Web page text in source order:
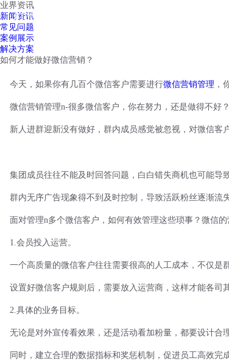
红鹰工作手机
业界资讯
新闻资讯
常见问题
案例展示
解决方案
如何才能做好微信营销？
今天，如果你有几百个微信客户需要进行微信营销管理 ，
微信营销管理n-很多微信客户，你在努力，还是做得不好？
新人进群迎新没有做好，群内成员感觉被忽视，对微信客
集团成员往往不能及时回答问题，白白错失商机也可能导
群内无序广告现象得不到及时控制，导致活跃粉丝逐渐流失
面对管理n多个微信客户，如何有效管理这些琐事？微信
1.会员投入运营。
一个高质量的微信客户往往需要很高的人工成本，不仅是
设置好微信客户规则后，需要放入运营商，这样才能各司
2.具体的业务目标。
无论是对外宣传看效果，还是活动看加粉量，都要设计合
同时，建立合理的数据指标和奖惩机制，促进员工高效完